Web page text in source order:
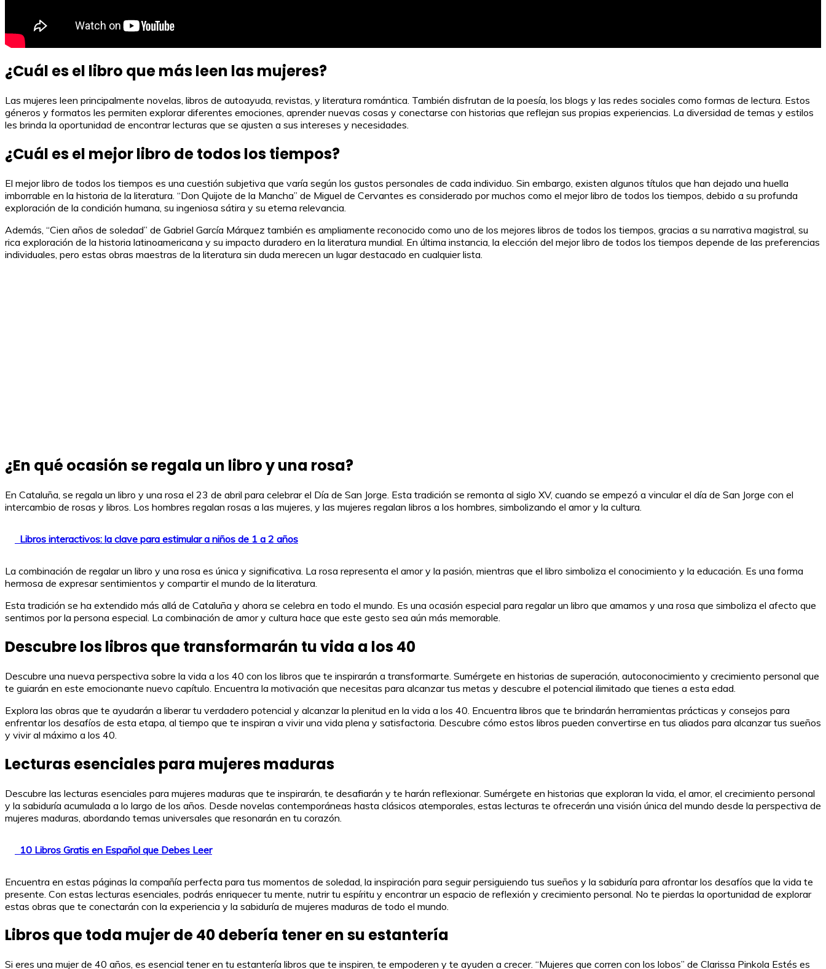
¿Cuál es el libro que más leen las mujeres?
Las mujeres leen principalmente novelas, libros de autoayuda, revistas, y literatura romántica. También disfrutan de la poesía, los blogs y las redes sociales como formas de lectura. Estos
géneros y formatos les permiten explorar diferentes emociones, aprender nuevas cosas y conectarse con historias que reflejan sus propias experiencias. La diversidad de temas y estilos
les brinda la oportunidad de encontrar lecturas que se ajusten a sus intereses y necesidades.
¿Cuál es el mejor libro de todos los tiempos?
El mejor libro de todos los tiempos es una cuestión subjetiva que varía según los gustos personales de cada individuo. Sin embargo, existen algunos títulos que han dejado una huella
imborrable en la historia de la literatura. “Don Quijote de la Mancha” de Miguel de Cervantes es considerado por muchos como el mejor libro de todos los tiempos, debido a su profunda
exploración de la condición humana, su ingeniosa sátira y su eterna relevancia.
Además, “Cien años de soledad” de Gabriel García Márquez también es ampliamente reconocido como uno de los mejores libros de todos los tiempos, gracias a su narrativa magistral, su
rica exploración de la historia latinoamericana y su impacto duradero en la literatura mundial. En última instancia, la elección del mejor libro de todos los tiempos depende de las preferencias
individuales, pero estas obras maestras de la literatura sin duda merecen un lugar destacado en cualquier lista.
¿En qué ocasión se regala un libro y una rosa?
En Cataluña, se regala un libro y una rosa el 23 de abril para celebrar el Día de San Jorge. Esta tradición se remonta al siglo XV, cuando se empezó a vincular el día de San Jorge con el
intercambio de rosas y libros. Los hombres regalan rosas a las mujeres, y las mujeres regalan libros a los hombres, simbolizando el amor y la cultura.
Libros interactivos: la clave para estimular a niños de 1 a 2 años
La combinación de regalar un libro y una rosa es única y significativa. La rosa representa el amor y la pasión, mientras que el libro simboliza el conocimiento y la educación. Es una forma
hermosa de expresar sentimientos y compartir el mundo de la literatura.
Esta tradición se ha extendido más allá de Cataluña y ahora se celebra en todo el mundo. Es una ocasión especial para regalar un libro que amamos y una rosa que simboliza el afecto que
sentimos por la persona especial. La combinación de amor y cultura hace que este gesto sea aún más memorable.
Descubre los libros que transformarán tu vida a los 40
Descubre una nueva perspectiva sobre la vida a los 40 con los libros que te inspirarán a transformarte. Sumérgete en historias de superación, autoconocimiento y crecimiento personal que
te guiarán en este emocionante nuevo capítulo. Encuentra la motivación que necesitas para alcanzar tus metas y descubre el potencial ilimitado que tienes a esta edad.
Explora las obras que te ayudarán a liberar tu verdadero potencial y alcanzar la plenitud en la vida a los 40. Encuentra libros que te brindarán herramientas prácticas y consejos para
enfrentar los desafíos de esta etapa, al tiempo que te inspiran a vivir una vida plena y satisfactoria. Descubre cómo estos libros pueden convertirse en tus aliados para alcanzar tus sueños
y vivir al máximo a los 40.
Lecturas esenciales para mujeres maduras
Descubre las lecturas esenciales para mujeres maduras que te inspirarán, te desafiarán y te harán reflexionar. Sumérgete en historias que exploran la vida, el amor, el crecimiento personal
y la sabiduría acumulada a lo largo de los años. Desde novelas contemporáneas hasta clásicos atemporales, estas lecturas te ofrecerán una visión única del mundo desde la perspectiva de
mujeres maduras, abordando temas universales que resonarán en tu corazón.
10 Libros Gratis en Español que Debes Leer
Encuentra en estas páginas la compañía perfecta para tus momentos de soledad, la inspiración para seguir persiguiendo tus sueños y la sabiduría para afrontar los desafíos que la vida te
presente. Con estas lecturas esenciales, podrás enriquecer tu mente, nutrir tu espíritu y encontrar un espacio de reflexión y crecimiento personal. No te pierdas la oportunidad de explorar
estas obras que te conectarán con la experiencia y la sabiduría de mujeres maduras de todo el mundo.
Libros que toda mujer de 40 debería tener en su estantería
Si eres una mujer de 40 años, es esencial tener en tu estantería libros que te inspiren, te empoderen y te ayuden a crecer. “Mujeres que corren con los lobos” de Clarissa Pinkola Estés es